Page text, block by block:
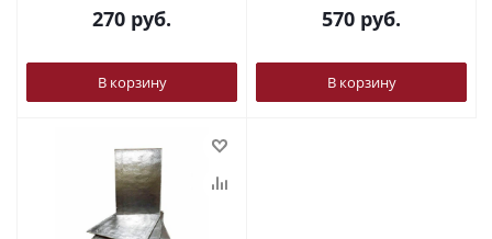
270 руб.
В корзину
570 руб.
В корзину